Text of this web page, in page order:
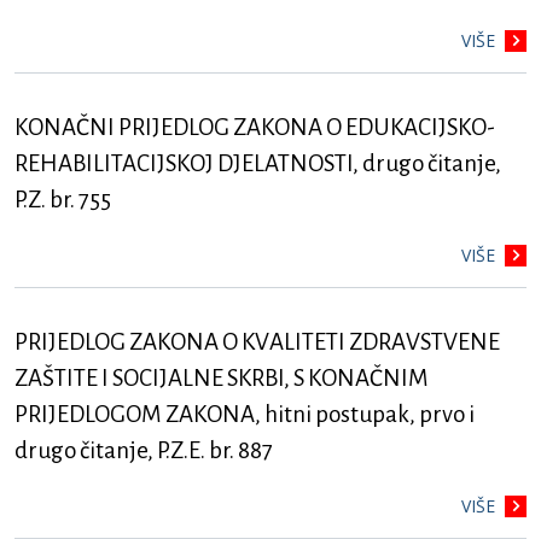
VIŠE
KONAČNI PRIJEDLOG ZAKONA O EDUKACIJSKO-
REHABILITACIJSKOJ DJELATNOSTI, drugo čitanje,
P.Z. br. 755
VIŠE
PRIJEDLOG ZAKONA O KVALITETI ZDRAVSTVENE
ZAŠTITE I SOCIJALNE SKRBI, S KONAČNIM
PRIJEDLOGOM ZAKONA, hitni postupak, prvo i
drugo čitanje, P.Z.E. br. 887
VIŠE